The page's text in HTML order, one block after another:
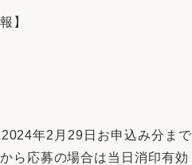
】
年2月29日お申込み分まで
ら応募の場合は当日消印有効